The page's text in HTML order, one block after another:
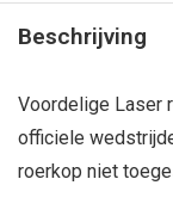
Beschrijving
Voordelige Laser
officiele
roerkop niet